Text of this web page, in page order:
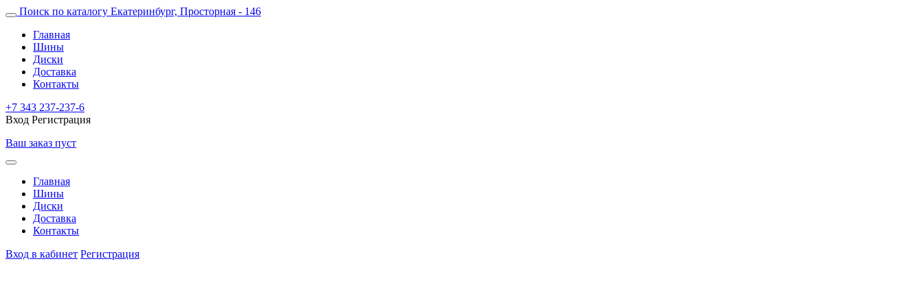
Поиск по каталогу Екатеринбург, Просторная - 146
Главная
Шины
Диски
Доставка
Контакты
+7 343 237-237-6
Вход Регистрация
Ваш заказ пуст
Главная
Шины
Диски
Доставка
Контакты
Вход в кабинет Регистрация